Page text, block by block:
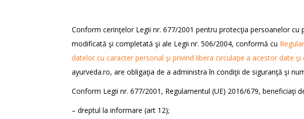
Conform cerinţelor Legii nr. 677/2001 pentru protecţia persoanelor
modificată şi completată şi ale Legii nr. 506/2004, conformă cu
datelor cu caracter personal şi privind libera circulaţie a acestor date
ayurveda.ro, are obligaţia de a administra în condiţii de siguranţă şi
Conform Legii nr. 677/2001, Regulamentul (UE) 2016/679, beneficiaţi
– dreptul la informare (art 12);